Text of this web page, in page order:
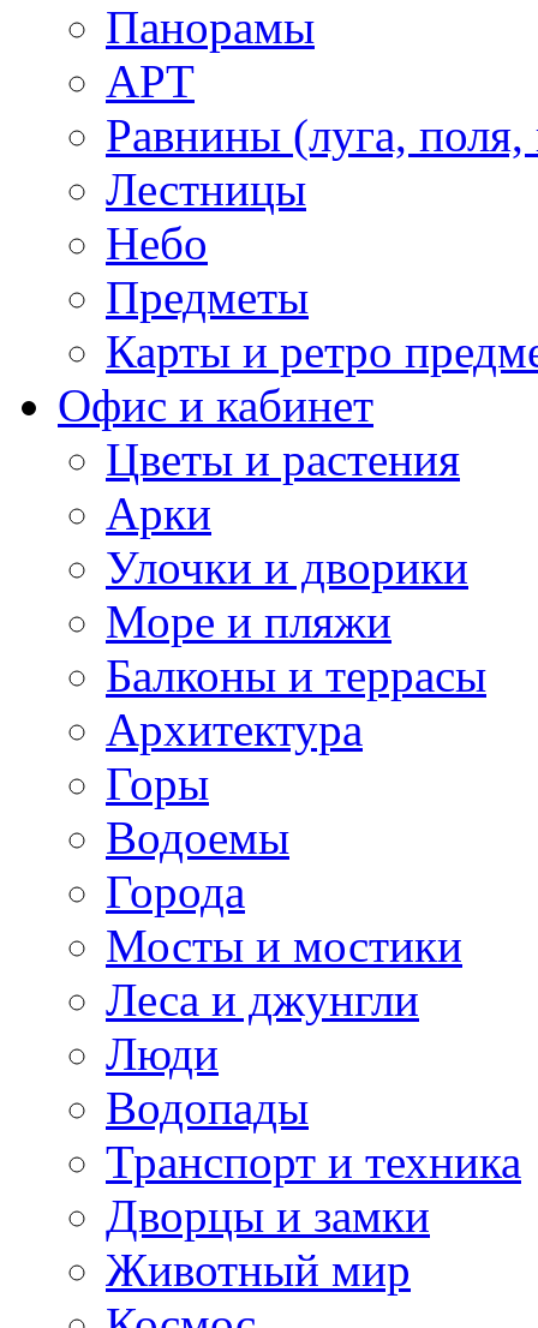
Панорамы
АРТ
Равнины (луга,
Лестницы
Небо
Предметы
Карты и ретро
Офис и кабинет
Цветы и растения
Арки
Улочки и дворики
Море и пляжи
Балконы и террасы
Архитектура
Горы
Водоемы
Города
Мосты и мостики
Леса и джунгли
Люди
Водопады
Транспорт и техника
Дворцы и замки
Животный мир